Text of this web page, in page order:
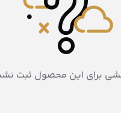
برای این محصول ثبت